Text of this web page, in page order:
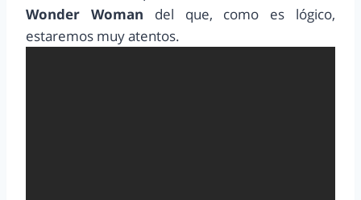
Wonder Woman del que, como es lógico,
estaremos muy atentos.